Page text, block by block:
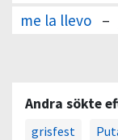
me la llevo –
Andra sökte
grisfest